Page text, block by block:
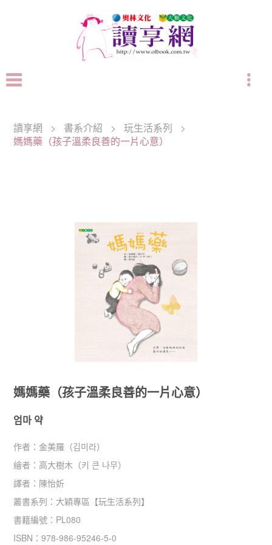
讀享網 > 書系介紹 > 玩生活系列
>
媽媽藥（孩子溫柔良善的一片心意）
媽媽藥（孩子溫柔良善的一片心意）
엄마 약
作者：金美羅（김미라）
繪者： 高大樹木（키 큰 나무）
譯者： 陳怡妡
叢書系列： 大穎專區 【玩生活系列】
書籍編號： PL080
ISBN：978-986-95246-5-0